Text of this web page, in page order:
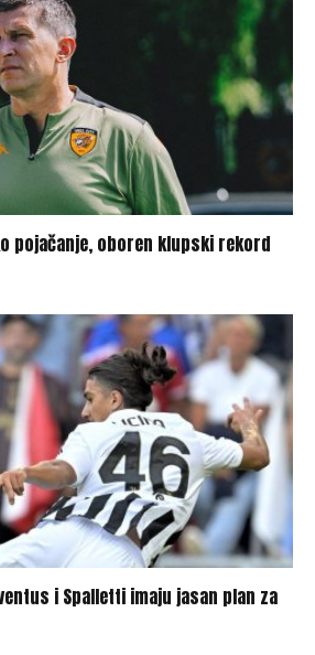
pojačanje, oboren klupski rekord
i Spalletti imaju jasan plan za